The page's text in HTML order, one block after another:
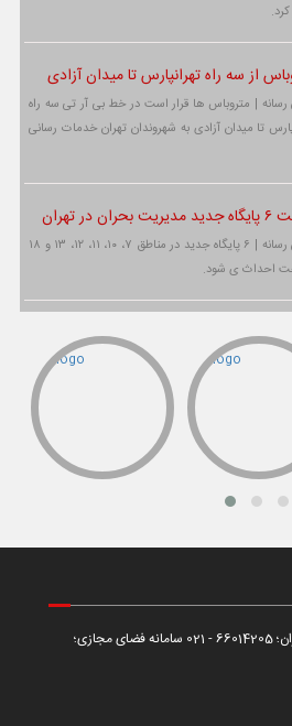
از سه راه تهرانپارس تا میدان آزادی
رسانه | متروباس ها قرار است در خط بی آر تی سه راه
تا میدان آزادی به شهروندان تهران خدمات رسانی
در تهران
تهران رسانه | ۶ پایگاه جدید در مناطق ۷، ۱۰، ۱۱، ۱۲، ۱۳ و ۱۸
احداث ی شود.
سامانه پیام گیر دفتر مرکزی تهران؛ 66014205 - 021 سامانه فضای مجازی؛